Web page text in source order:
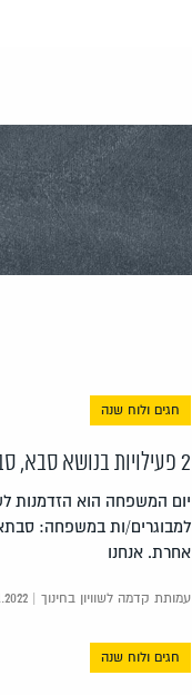
חגים ולוח שנה
2 פעילויות בנושא סבא, סבתא, המבוגרים במשפחה שלי
יום המשפחה הוא הזדמנות
למבוגרים/ות במשפחה:
אחרת. אנחנו
עמותת קדמה לשוויון בחינוך | 20.01.2022
חגים ולוח שנה